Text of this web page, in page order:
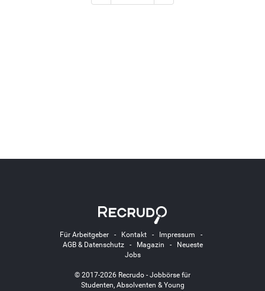
Für Arbeitgeber- Kontakt- Impressum -
AGB & Datenschutz- Magazin -
Neueste
Jobs
© 2017-2026 Recrudo - Jobbörse für
Studenten, Absolventen & Young